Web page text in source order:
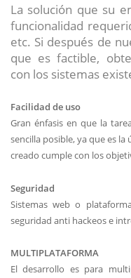
La solución que su
funcionalidad
etc. Si después de
que es factible,
con los sistemas
Facilidad de uso
Gran énfasis en que la
sencilla posible, ya que es
creado cumple con los
Seguridad
Sistemas web o
seguridad anti hackeos e
MULTIPLATAFORMA
El desarrollo es para